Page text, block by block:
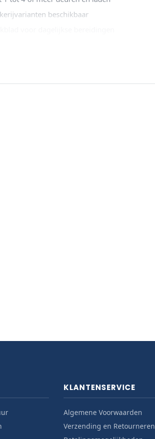
beschikbaar
KLANTENSERVICE
Algemene Voorwaarden
Verzending en Retourneren